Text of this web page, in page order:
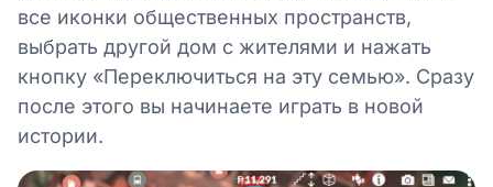
все иконки общественных пространств,
выбрать другой дом с жителями и нажать
кнопку «Переключиться на эту семью». Сразу
после этого вы начинаете играть в новой
истории.